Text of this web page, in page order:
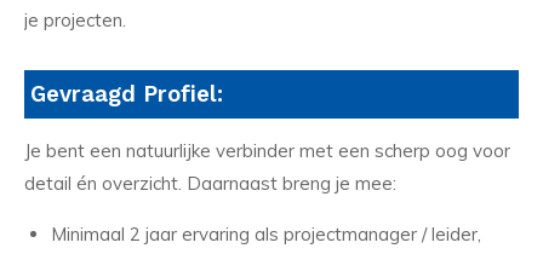
je projecten.
Gevraagd Profiel:
Je bent een natuurlijke verbinder met een scherp oog voor
detail én overzicht. Daarnaast breng je mee:
Minimaal 2 jaar ervaring als projectmanager / leider,